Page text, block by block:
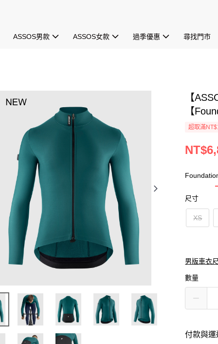
ASSOS男款 ASSOS女款 過季優惠 尋找門市
【
【
超取滿
尺寸
XS
男版車衣
數量
付款與運